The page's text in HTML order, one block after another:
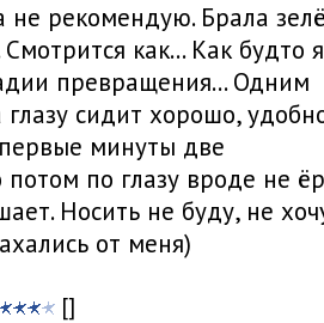
не рекомендую. Брала
как... Как будто я
превращения... Одним
сидит хорошо,
минуты две
потом по глазу вроде не
Носить не буду, не
от меня)
[]